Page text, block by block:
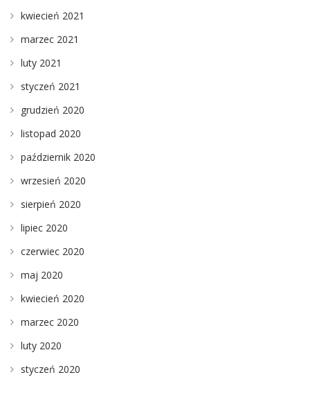
kwiecień 2021
marzec 2021
luty 2021
styczeń 2021
grudzień 2020
listopad 2020
październik 2020
wrzesień 2020
sierpień 2020
lipiec 2020
czerwiec 2020
maj 2020
kwiecień 2020
marzec 2020
luty 2020
styczeń 2020